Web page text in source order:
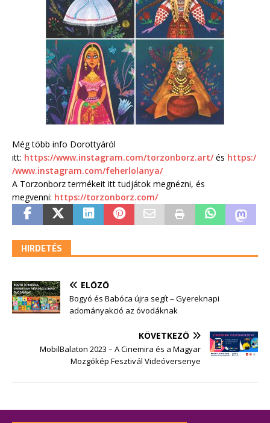
Még több info Dorottyáról
itt: https://www.instagram.com/torzonborz.art/és https:/
/www.instagram.com/feherlolanya/
A Torzonborz termékeit itt tudjátok megnézni, és
megvenni: https://torzonborz.com/
HIRDETÉS
ELŐZŐ
Bogyó és Babóca újra segít – Gyereknapi
adományakció az óvodáknak
KÖVETKEZŐ
MobilBalaton 2023 – A Cinemira és a Magyar
Mozgókép Fesztivál Videóversenye